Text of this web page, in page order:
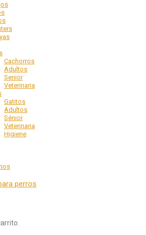
Cachorros
Adultos
Senior
Veterinaria
Gatitos
Adultos
Sénior
Veterinaria
Higiene
perros